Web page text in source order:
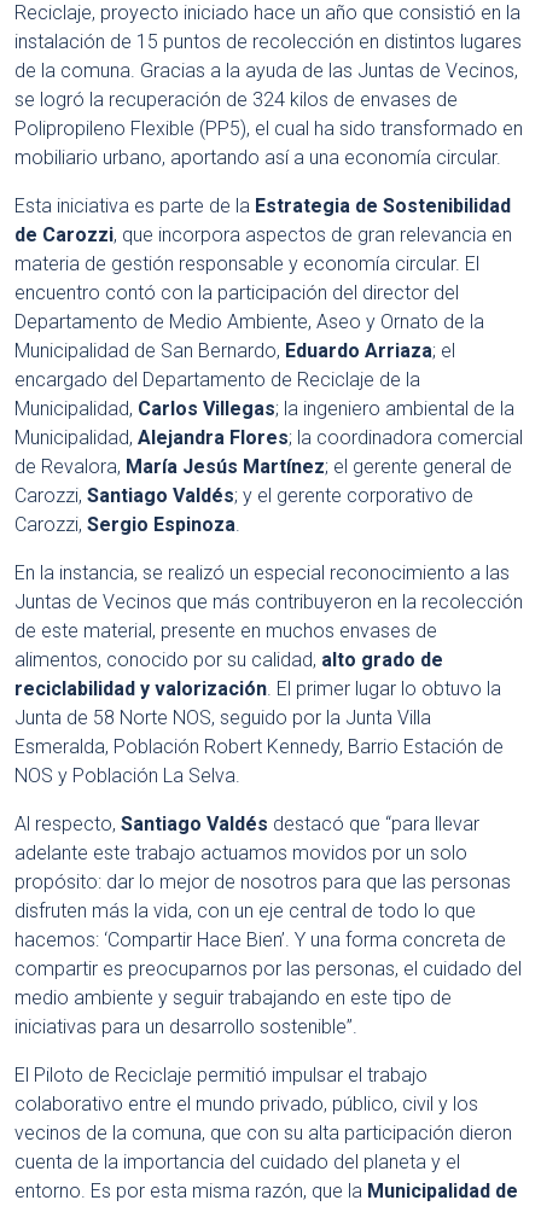
Reciclaje, proyecto iniciado hace un año que consistió en la
instalación de 15 puntos de recolección en distintos lugares
de la comuna. Gracias a la ayuda de las Juntas de Vecinos,
se logró la recuperación de 324 kilos de envases de
Polipropileno Flexible (PP5), el cual ha sido transformado en
mobiliario urbano, aportando así a una economía circular.
Esta iniciativa es parte de la Estrategia de Sostenibilidad
de Carozzi, que incorpora aspectos de gran relevancia en
materia de gestión responsable y economía circular. El
encuentro contó con la participación del director del
Departamento de Medio Ambiente, Aseo y Ornato de la
Municipalidad de San Bernardo, Eduardo Arriaza; el
encargado del Departamento de Reciclaje de la
Municipalidad, Carlos Villegas; la ingeniero ambiental de la
Municipalidad, Alejandra Flores; la coordinadora comercial
de Revalora, María Jesús Martínez; el gerente general de
Carozzi, Santiago Valdés; y el gerente corporativo de
Carozzi, Sergio Espinoza.
En la instancia, se realizó un especial reconocimiento a las
Juntas de Vecinos que más contribuyeron en la recolección
de este material, presente en muchos envases de
alimentos, conocido por su calidad, alto grado de
reciclabilidad y valorización. El primer lugar lo obtuvo la
Junta de 58 Norte NOS, seguido por la Junta Villa
Esmeralda, Población Robert Kennedy, Barrio Estación de
NOS y Población La Selva.
Al respecto, Santiago Valdés destacó que “para llevar
adelante este trabajo actuamos movidos por un solo
propósito: dar lo mejor de nosotros para que las personas
disfruten más la vida, con un eje central de todo lo que
hacemos: ‘Compartir Hace Bien’. Y una forma concreta de
compartir es preocuparnos por las personas, el cuidado del
medio ambiente y seguir trabajando en este tipo de
iniciativas para un desarrollo sostenible”.
El Piloto de Reciclaje permitió impulsar el trabajo
colaborativo entre el mundo privado, público, civil y los
vecinos de la comuna, que con su alta participación dieron
cuenta de la importancia del cuidado del planeta y el
entorno. Es por esta misma razón, que la Municipalidad de